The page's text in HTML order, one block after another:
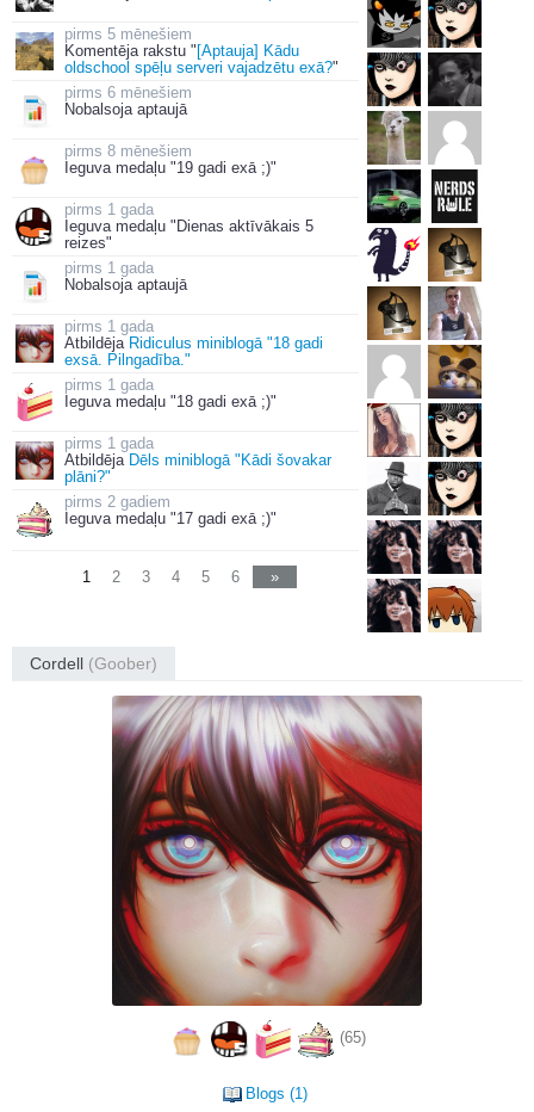
5 mēnešiem
Komentēja rakstu " [Aptauja] Kādu
oldschool spēļu serveri vajadzētu exā?"
6 mēnešiem
Nobalsoja aptaujā
8 mēnešiem
Ieguva medaļu "19 gadi exā ;)"
1 gada
Ieguva medaļu "Dienas aktīvākais 5
reizes"
1 gada
Nobalsoja aptaujā
1 gada
Atbildēja Ridiculus miniblogā "18 gadi
exsā. Pilngadība."
1 gada
Ieguva medaļu "18 gadi exā ;)"
1 gada
Atbildēja Dēls miniblogā "Kādi šovakar
plāni?"
2 gadiem
Ieguva medaļu "17 gadi exā ;)"
1 2 3 4 5 6 »
Cordell (Goober)
(65)
Blogs (1)